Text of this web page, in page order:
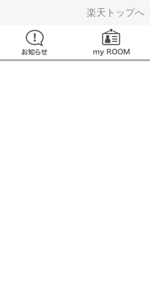
楽天トップへ
見つける お知らせ